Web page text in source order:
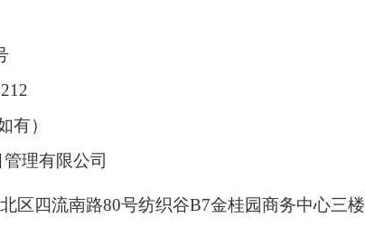
有）
理有限公司
区四流南路80号纺织谷B7金桂园商务中心三楼